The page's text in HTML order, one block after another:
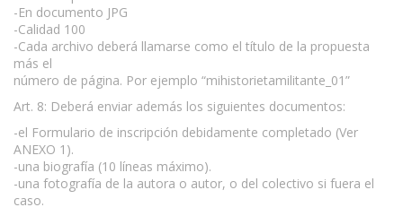
-En documento JPG
-Calidad 100
-Cada archivo deberá llamarse como el título de la propuesta
más el
número de página. Por ejemplo “mihistorietamilitante_01”
Art. 8: Deberá enviar además los siguientes documentos:
-el Formulario de inscripción debidamente completado (Ver
ANEXO 1).
-una biografía (10 líneas máximo).
-una fotografía de la autora o autor, o del colectivo si fuera el
caso.